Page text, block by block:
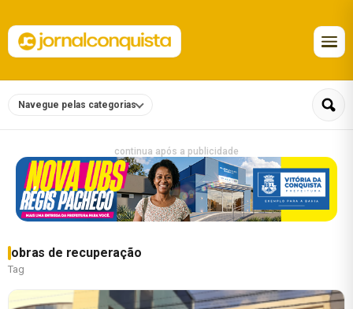
Navegue pelas categorias
continua após a publicidade
obras de recuperação
Tag